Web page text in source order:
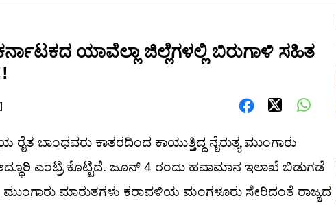
ಯಾವೆಲ್ಲಾ ಜಿಲ್ಲೆಗಳಲ್ಲಿ ಬಿರುಗಾಳಿ ಸಹಿತ
ಬಾಂಧವರು ಕಾತರದಿಂದ ಕಾಯುತ್ತಿದ್ದ ನೈರುತ್ಯ ಮುಂಗಾರು
ಎಂಟ್ರಿ ಕೊಟ್ಟಿದೆ. ಜೂನ್ 4 ರಂದು ಹವಾಮಾನ ಇಲಾಖೆ ಬಿಡುಗಡೆ
ಮಾರುತಗಳು ಕರಾವಳಿಯ ಮಂಗಳೂರು ಸೇರಿದಂತೆ ರಾಜ್ಯದ